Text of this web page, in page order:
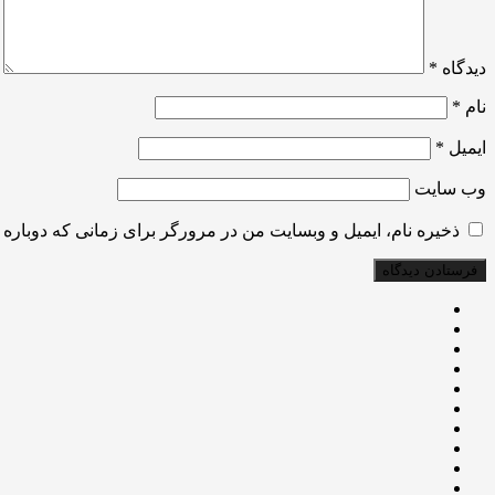
دیدگاه *
نام *
ایمیل *
وب‌ سایت
ذخیره نام، ایمیل و وبسایت من در مرورگر برای زمانی که